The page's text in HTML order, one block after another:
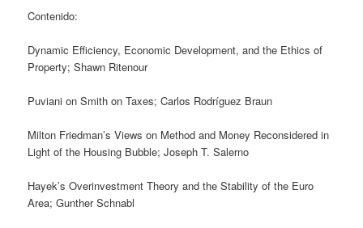
Contenido:
Dynamic Efficiency, Economic Development, and the Ethics of
Property; Shawn Ritenour
Puviani on Smith on Taxes; Carlos Rodríguez Braun
Milton Friedman’s Views on Method and Money Reconsidered in
Light of the Housing Bubble; Joseph T. Salerno
Hayek’s Overinvestment Theory and the Stability of the Euro
Area; Gunther Schnabl